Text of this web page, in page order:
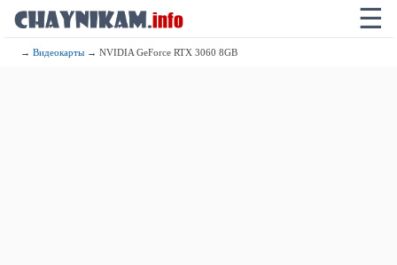
☰
→Видеокарты → NVIDIA GeForce RTX 3060 8GB